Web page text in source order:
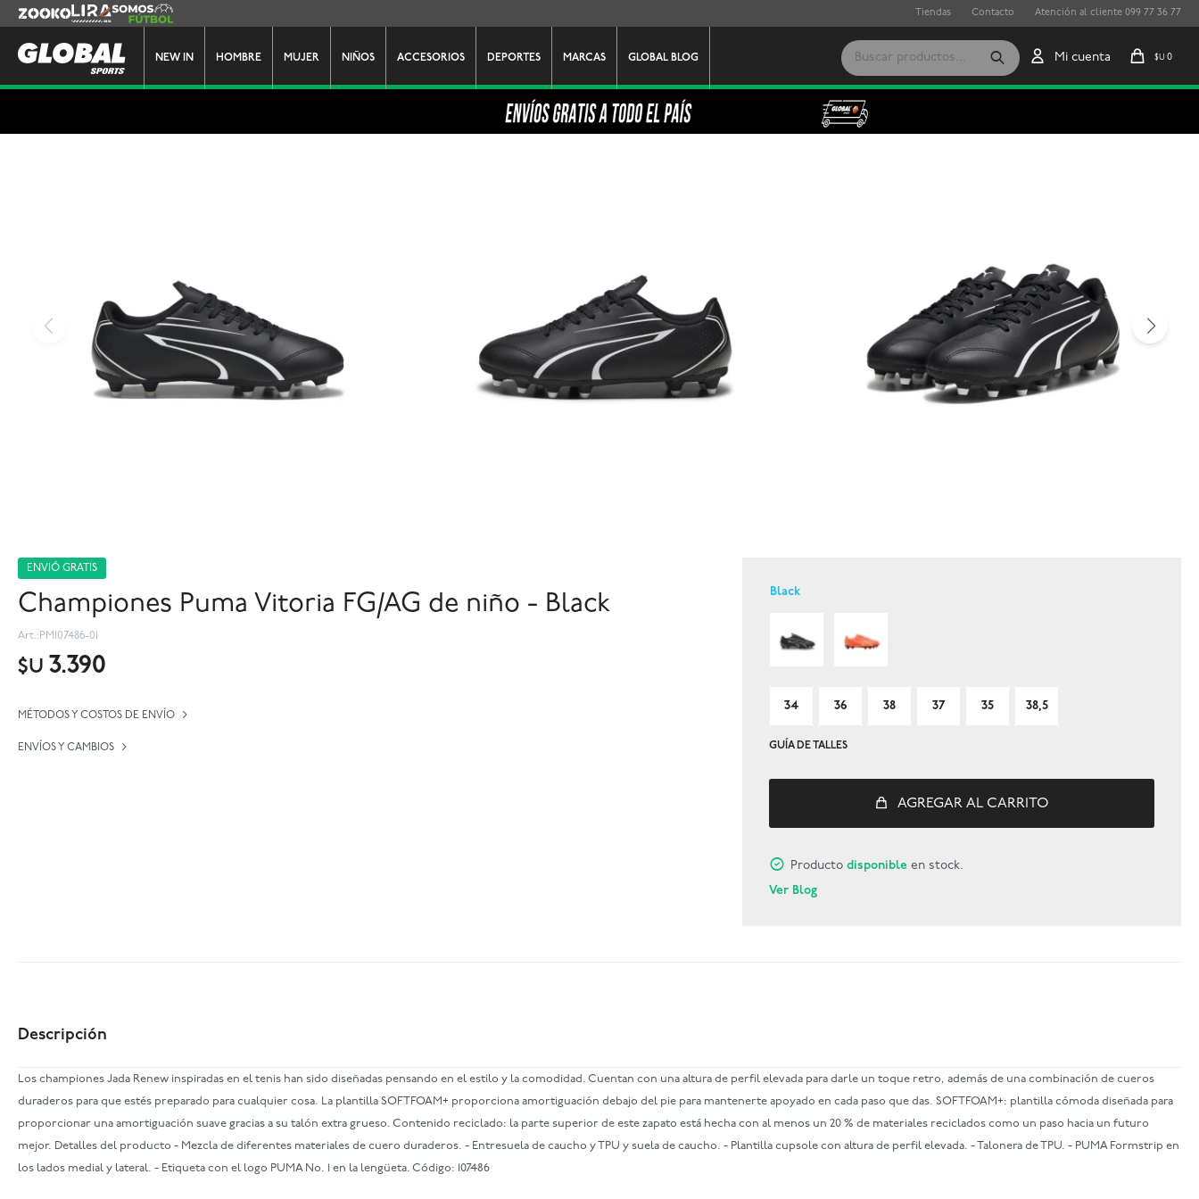
NEW IN HOMBRE MUJER NIÑOS ACCESORIOS DEPORTES MARCAS GLOBAL BLOG $U 0
Zooko Lira Somos Futbol Tiendas Contacto Atención al cliente 099 77 36 77
ENVIÓ GRATIS
Championes Puma Vitoria FG/AG de niño - Black
PM107486-01
$U 3.390
MÉTODOS Y COSTOS DE ENVÍO
ENVÍOS Y CAMBIOS
Black
34 36 38 37 35 38,5
GUÍA DE TALLES
AGREGAR AL CARRITO
Productodisponible en stock.
Ver Blog
Descripción
Los championes Jada Renew inspiradas en el tenis han sido diseñadas pensando en el estilo y la comodidad. Cuentan con una altura de perfil elevada para darle un toque retro, además de una combinación de cueros
duraderos para que estés preparado para cualquier cosa. La plantilla SOFTFOAM+ proporciona amortiguación debajo del pie para mantenerte apoyado en cada paso que das. SOFTFOAM+: plantilla cómoda diseñada para
proporcionar una amortiguación suave gracias a su talón extra grueso. Contenido reciclado: la parte superior de este zapato está hecha con al menos un 20 % de materiales reciclados como un paso hacia un futuro
mejor. Detalles del producto - Mezcla de diferentes materiales de cuero duraderos. - Entresuela de caucho y TPU y suela de caucho. - Plantilla cupsole con altura de perfil elevada. - Talonera de TPU. - PUMA Formstrip en
los lados medial y lateral. - Etiqueta con el logo PUMA No. 1 en la lengüeta. Código: 107486